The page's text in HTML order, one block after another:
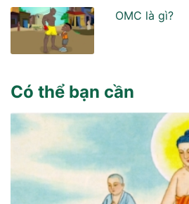
OMC là gì?
Có thể bạn cần